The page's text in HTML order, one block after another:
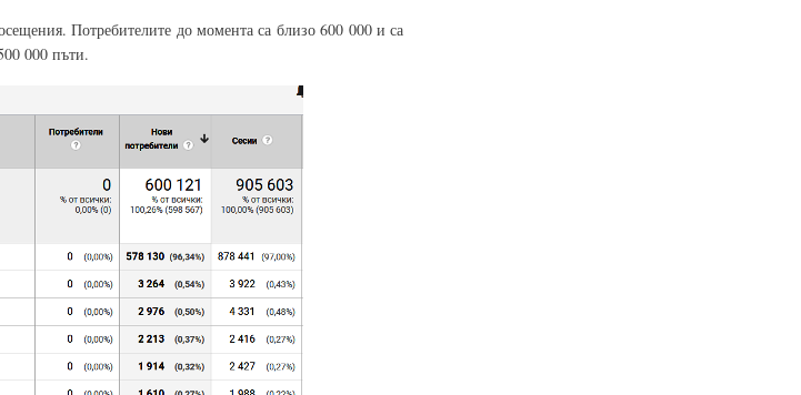
Потребителите до момента са близо 600 000 и са
000 пъти.